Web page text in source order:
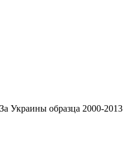
Украины образца 2000-2013